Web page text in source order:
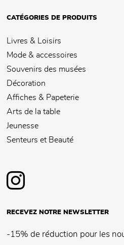
CATÉGORIES DE PRODUITS
Livres & Loisirs
Mode & accessoires
Souvenirs des musées
Décoration
Affiches & Papeterie
Arts de la table
Jeunesse
Senteurs et Beauté
RECEVEZ NOTRE NEWSLETTER
-15% de réduction pour les